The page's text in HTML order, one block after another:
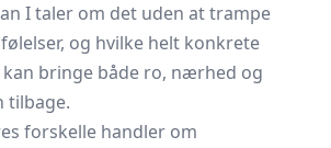
I taler om det uden at trampe
og hvilke helt konkrete
bringe både ro, nærhed og
tilbage.
forskelle handler om